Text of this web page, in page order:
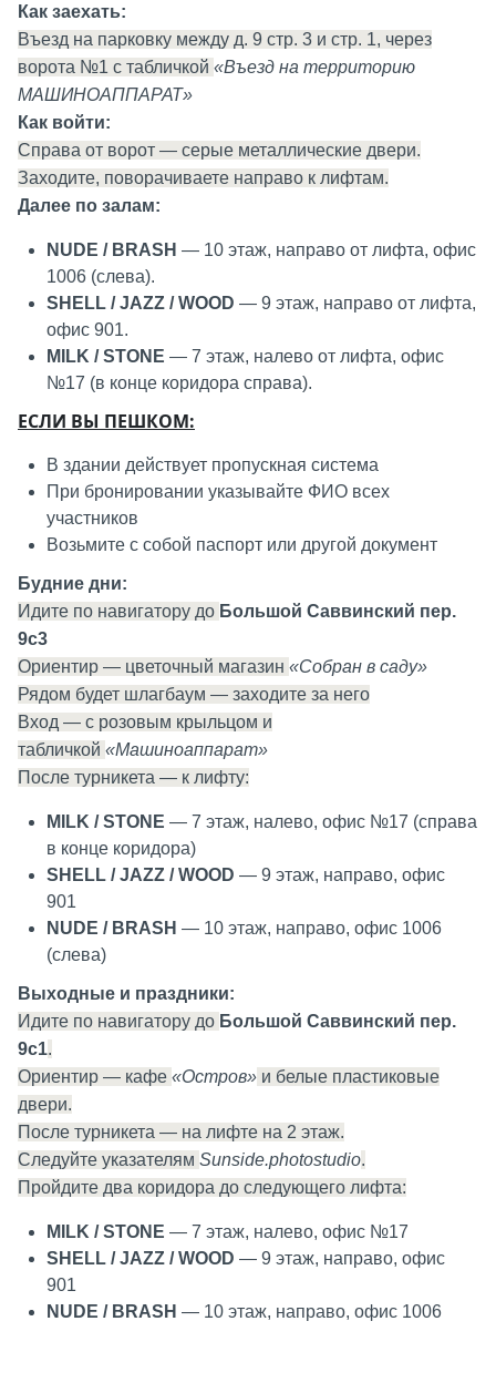
Как заехать:
Въезд на парковку между д. 9 стр. 3 и стр. 1, через
ворота №1 с табличкой «Въезд на территорию
МАШИНОАППАРАТ»
Как войти:
Справа от ворот — серые металлические двери.
Заходите, поворачиваете направо к лифтам.
Далее по залам:
NUDE / BRASH — 10 этаж, направо от лифта, офис
1006 (слева).
SHELL / JAZZ / WOOD — 9 этаж, направо от лифта,
офис 901.
MILK / STONE — 7 этаж, налево от лифта, офис
№17 (в конце коридора справа).
ЕСЛИ ВЫ ПЕШКОМ:
В здании действует пропускная система
При бронировании указывайте ФИО всех
участников
Возьмите с собой паспорт или другой документ
Будние дни:
Идите по навигатору до Большой Саввинский пер.
9с3
Ориентир — цветочный магазин «Собран в саду»
Рядом будет шлагбаум — заходите за него
Вход — с розовым крыльцом и
табличкой «Машиноаппарат»
После турникета — к лифту:
MILK / STONE — 7 этаж, налево, офис №17 (справа
в конце коридора)
SHELL / JAZZ / WOOD — 9 этаж, направо, офис
901
NUDE / BRASH — 10 этаж, направо, офис 1006
(слева)
Выходные и праздники:
Идите по навигатору до Большой Саввинский пер.
9с1.
Ориентир — кафе «Остров» и белые пластиковые
двери.
После турникета — на лифте на 2 этаж.
Следуйте указателям Sunside.photostudio.
Пройдите два коридора до следующего лифта:
MILK / STONE — 7 этаж, налево, офис №17
SHELL / JAZZ / WOOD — 9 этаж, направо, офис
901
NUDE / BRASH — 10 этаж, направо, офис 1006